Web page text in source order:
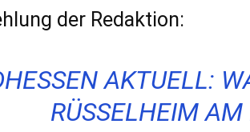
der Redaktion:
AKTUELL:
RÜSSELHEIM